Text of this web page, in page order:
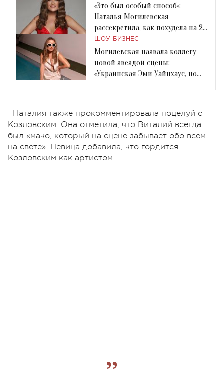
«Это был особый способ»:
Наталья Могилевская
рассекретила, как похудела на 25
килограммов
ШОУ-БИЗНЕС
Могилевская назвала коллегу
новой звездой сцены:
«Украинская Эми Уайнхаус, но
Наталия также прокомментировала поцелуй с
Козловским. Она отметила, что Виталий всегда
был «мачо, который на сцене забывает обо всём
на свете». Певица добавила, что гордится
Козловским как артистом.